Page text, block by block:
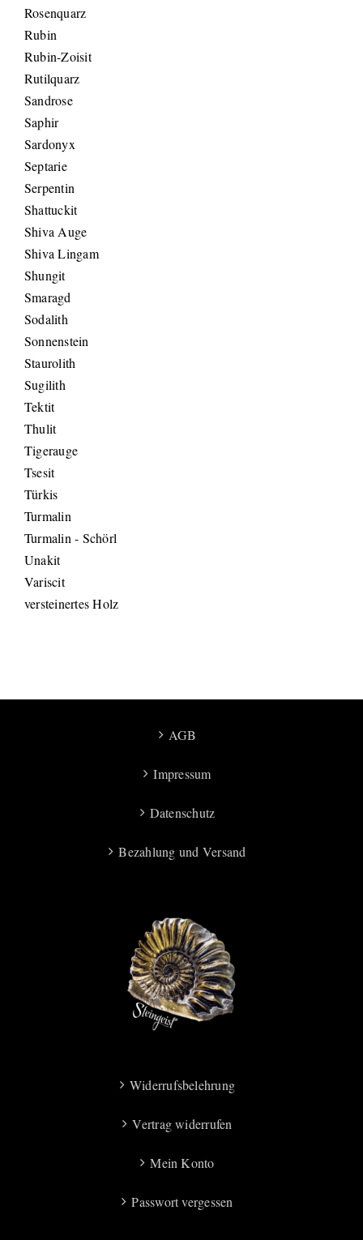
Rosenquarz
Rubin
Rubin-Zoisit
Rutilquarz
Sandrose
Saphir
Sardonyx
Septarie
Serpentin
Shattuckit
Shiva Auge
Shiva Lingam
Shungit
Smaragd
Sodalith
Sonnenstein
Staurolith
Sugilith
Tektit
Thulit
Tigerauge
Tsesit
Türkis
Turmalin
Turmalin - Schörl
Unakit
Variscit
versteinertes Holz
AGB
Impressum
Datenschutz
Bezahlung und Versand
Widerrufsbelehrung
Vertrag widerrufen
Mein Konto
Passwort vergessen